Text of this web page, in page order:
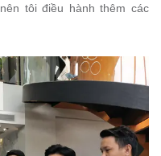
tôi điều hành thêm các